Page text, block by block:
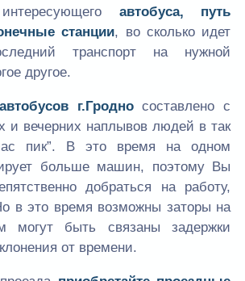
автобуса, путь
станции, во сколько идет
транспорт на нужной
другое.
автобусов г.Гродносоставлено с
и вечерних наплывов людей в так
пик”. В это время на одном
больше машин, поэтому Вы
добраться на работу,
в это время возможны заторы на
могут быть связаны задержки
от времени.